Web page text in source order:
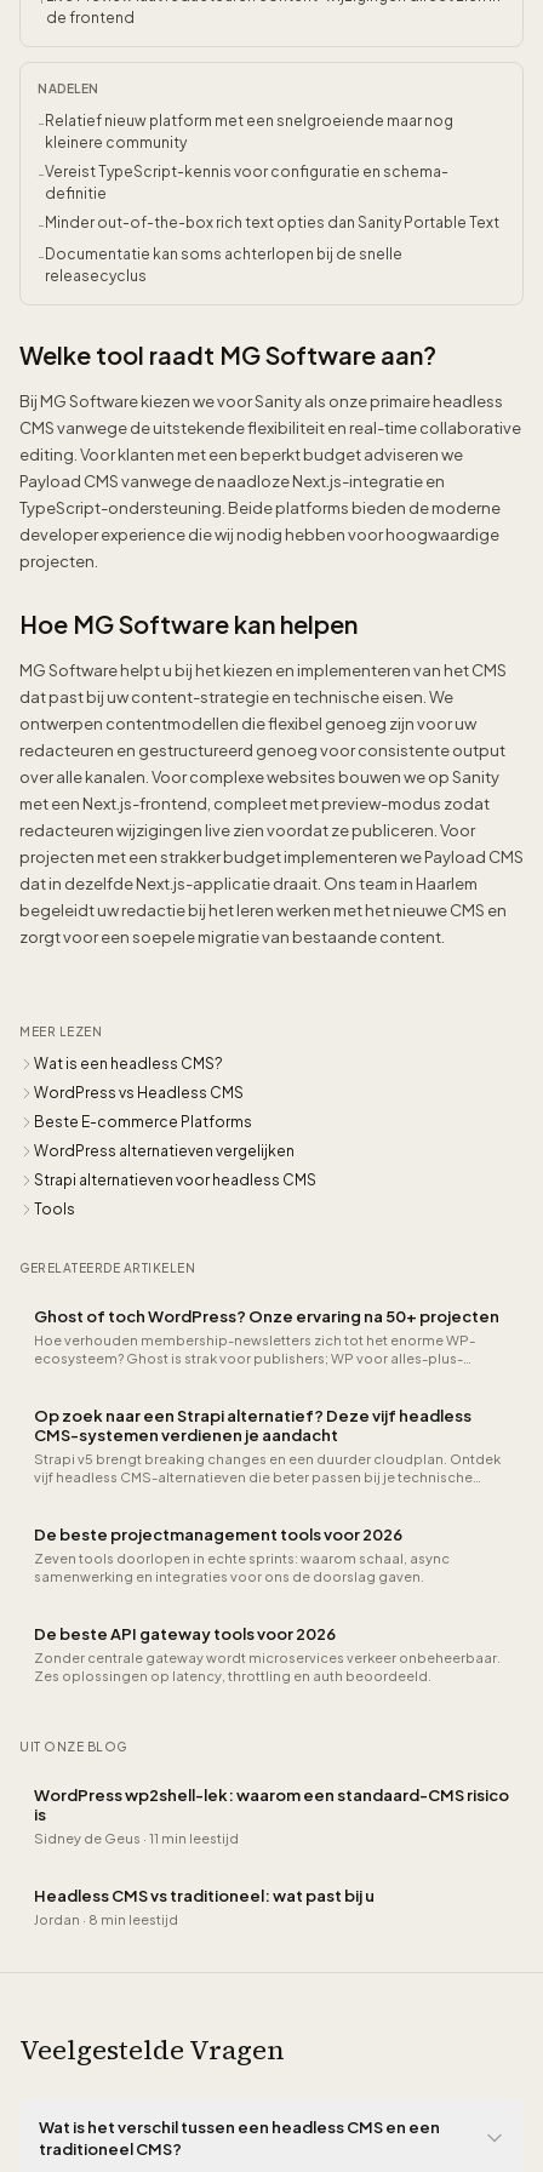
de frontend
NADELEN
- Relatief nieuw platform met een snelgroeiende maar nog
kleinere community
-Vereist TypeScript-kennis voor configuratie en schema-
definitie
- Minder out-of-the-box rich text opties dan Sanity Portable Text
- Documentatie kan soms achterlopen bij de snelle
releasecyclus
Welke tool raadt MG Software aan?
Bij MG Software kiezen we voor Sanity als onze primaire headless
CMS vanwege de uitstekende flexibiliteit en real-time collaborative
editing. Voor klanten met een beperkt budget adviseren we
Payload CMS vanwege de naadloze Next.js-integratie en
TypeScript-ondersteuning. Beide platforms bieden de moderne
developer experience die wij nodig hebben voor hoogwaardige
projecten.
Hoe MG Software kan helpen
MG Software helpt u bij het kiezen en implementeren van het CMS
dat past bij uw content-strategie en technische eisen. We
ontwerpen contentmodellen die flexibel genoeg zijn voor uw
redacteuren en gestructureerd genoeg voor consistente output
over alle kanalen. Voor complexe websites bouwen we op Sanity
met een Next.js-frontend, compleet met preview-modus zodat
redacteuren wijzigingen live zien voordat ze publiceren. Voor
projecten met een strakker budget implementeren we Payload CMS
dat in dezelfde Next.js-applicatie draait. Ons team in Haarlem
begeleidt uw redactie bij het leren werken met het nieuwe CMS en
zorgt voor een soepele migratie van bestaande content.
MEER LEZEN
Wat is een headless CMS?
WordPress vs Headless CMS
Beste E-commerce Platforms
WordPress alternatieven vergelijken
Strapi alternatieven voor headless CMS
Tools
GERELATEERDE ARTIKELEN
Ghost of toch WordPress? Onze ervaring na 50+ projecten
Hoe verhouden membership-newsletters zich tot het enorme WP-
ecosysteem? Ghost is strak voor publishers; WP voor alles-plus-
Op zoek naar een Strapi alternatief? Deze vijf headless
CMS-systemen verdienen je aandacht
Strapi v5 brengt breaking changes en een duurder cloudplan. Ontdek
vijf headless CMS-alternatieven die beter passen bij je technische
De beste projectmanagement tools voor 2026
Zeven tools doorlopen in echte sprints: waarom schaal, async
samenwerking en integraties voor ons de doorslag gaven.
De beste API gateway tools voor 2026
Zonder centrale gateway wordt microservices verkeer onbeheerbaar.
Zes oplossingen op latency, throttling en auth beoordeeld.
UIT ONZE BLOG
WordPress wp2shell-lek: waarom een standaard-CMS risico
is
Sidney de Geus · 11 min leestijd
Headless CMS vs traditioneel: wat past bij u
Jordan · 8 min leestijd
Veelgestelde Vragen
Wat is het verschil tussen een headless CMS en een
traditioneel CMS?